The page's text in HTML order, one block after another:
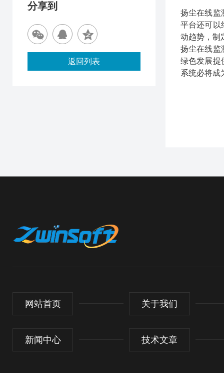
扬尘在线监
平台还可以
动趋势，制
扬尘在线监
绿色发展提
系统必将成
分享到
返回列表
网站首页 关于我们
新闻中心 技术文章